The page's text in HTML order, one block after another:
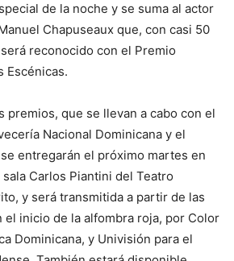
de la noche y se suma al actor
Chapuseaux que, con casi 50
reconocido con el Premio
Escénicas.
premios, que se llevan a cabo con el
Nacional Dominicana y el
entregarán el próximo martes en
Carlos Piantini del Teatro
y será transmitida a partir de las
el inicio de la alfombra roja, por Color
Dominicana, y Univisión para el